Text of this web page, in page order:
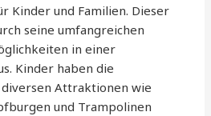
Kinder und Familien. Dieser
seine umfangreichen
in einer
Kinder haben die
Attraktionen wie
und Trampolinen